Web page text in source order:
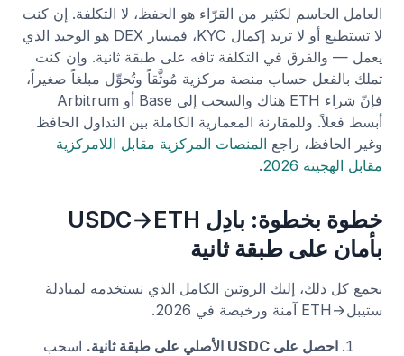
العامل الحاسم لكثير من القرّاء هو الحفظ، لا التكلفة. إن كنت
لا تستطيع أو لا تريد إكمال KYC، فمسار DEX هو الوحيد الذي
يعمل — والفرق في التكلفة تافه على طبقة ثانية. وإن كنت
تملك بالفعل حساب منصة مركزية مُوثَّقاً وتُحوِّل مبلغاً صغيراً،
فإنّ شراء ETH هناك والسحب إلى Base أو Arbitrum
أبسط فعلاً. وللمقارنة المعمارية الكاملة بين التداول الحافظ
وغير الحافظ، راجع المنصات المركزية مقابل اللامركزية
مقابل الهجينة 2026
.
خطوة بخطوة: بادِل USDC→ETH
بأمان على طبقة ثانية
بجمع كل ذلك، إليك الروتين الكامل الذي نستخدمه لمبادلة
ستيبل→ETH آمنة ورخيصة في 2026.
احصل على USDC الأصلي على طبقة ثانية.
اسحب